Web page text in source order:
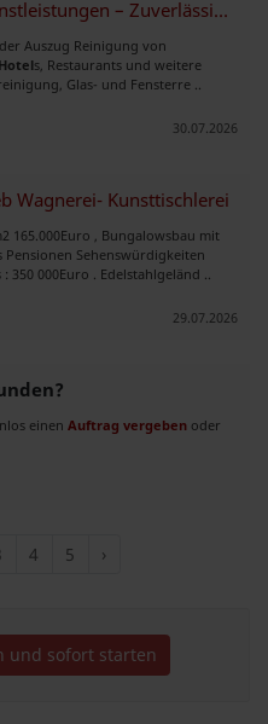
Professionelle Reinigungsdienstleistungen – Zuverlässig & Flexibel
Auszug Reinigung von
Hotels, Restaurants und weitere
Glas- und Fensterre ..
30.07.2026
Wagnerei- Kunsttischlerei
165.000Euro , Bungalowsbau mit
Pensionen Sehenswürdigkeiten
350 000Euro . Edelstahlgeländ ..
29.07.2026
einen Auftrag vergeben oder
4 5 ›
und sofort starten